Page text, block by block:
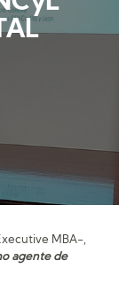
MBA-,
agente de